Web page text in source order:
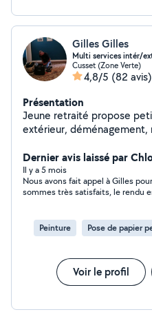
Gilles Gilles
Multi services intér/
Cusset (Zone Verte)
4,8/5 (82 avis)
Présentation
Jeune retraité propose petits travaux intérieur/
extérieur,
peux pas répondre ( si
périmètre d'action) ,
par téléphone svp..
Dernier avis laissé par
Il y a 5 mois
Nous avons fait appel à Gilles
sommes très satisfaits, le rendu
travaux ! Mission réussie 👍 Chloé
Peinture Pose de papier
Voir le profil